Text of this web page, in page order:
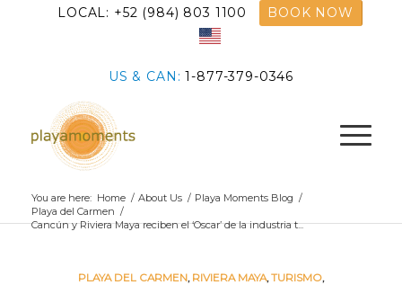
LOCAL: +52 (984) 803 1100 BOOK NOW
US & CAN:1-877-379-0346
You are here: Home / About Us / Playa Moments Blog /
Playa del Carmen /
Cancún y Riviera Maya reciben el ‘Oscar’ de la industria t...
PLAYA DEL CARMEN, RIVIERA MAYA,TURISMO,